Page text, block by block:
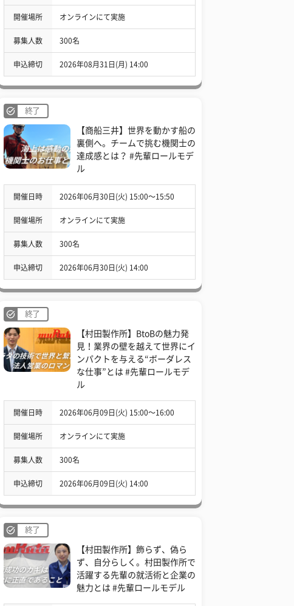
開催場所 オンラインにて実施
募集人数 300名
申込締切 2026年08月31日(月) 14:00
終了
【商船三井】世界を動かす船の
裏側へ。チームで挑む機関士の
達成感とは？ #先輩ロールモデ
ル
開催日時 2026年06月30日(火) 15:00〜15:50
開催場所 オンラインにて実施
募集人数 300名
申込締切 2026年06月30日(火) 14:00
終了
【村田製作所】BtoBの魅力発
見！業界の壁を越えて世界にイ
ンパクトを与える“ボーダレス
な仕事”とは #先輩ロールモデ
ル
開催日時 2026年06月09日(火) 15:00〜16:00
開催場所 オンラインにて実施
募集人数 300名
申込締切 2026年06月09日(火) 14:00
終了
【村田製作所】飾らず、偽ら
ず、自分らしく。村田製作所で
活躍する先輩の就活術と企業の
魅力とは #先輩ロールモデル